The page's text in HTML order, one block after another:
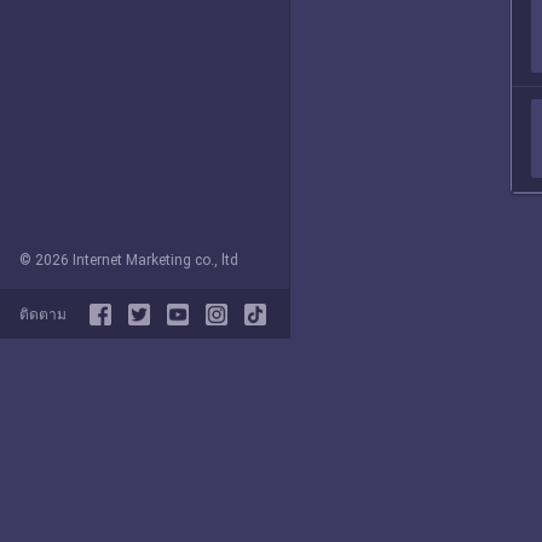
© 2026 Internet Marketing co., ltd
ติดตาม